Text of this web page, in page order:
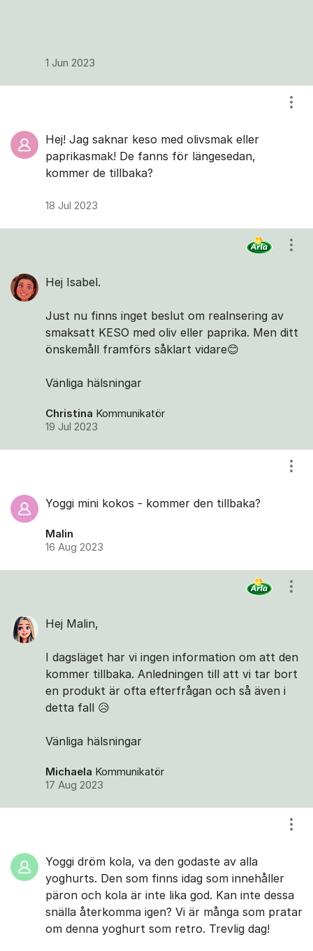
1 Jun 2023
Hej! Jag saknar keso med olivsmak eller
paprikasmak! De fanns för längesedan,
kommer de tillbaka?
18 Jul 2023
Hej Isabel.
Just nu finns inget beslut om realnsering av
smaksatt KESO med oliv eller paprika. Men ditt
önskemåll framförs såklart vidare😊
Vänliga hälsningar
Christina Kommunikatör
19 Jul 2023
Yoggi mini kokos - kommer den tillbaka?
Malin
16 Aug 2023
Hej Malin,
I dagsläget har vi ingen information om att den
kommer tillbaka. Anledningen till att vi tar bort
en produkt är ofta efterfrågan och så även i
detta fall 😥
Vänliga hälsningar
Michaela Kommunikatör
17 Aug 2023
Yoggi dröm kola, va den godaste av alla
yoghurts. Den som finns idag som innehåller
päron och kola är inte lika god. Kan inte dessa
snälla återkomma igen? Vi är många som pratar
om denna yoghurt som retro. Trevlig dag!